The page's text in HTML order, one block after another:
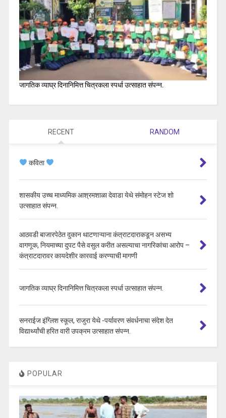
जागतिक व्याघ्र दिनानिमित्त चित्रकला स्पर्धा उत्साहात संपन्न.
RECENT RANDOM
कविता
शासकीय उच्च माध्यमिक आश्रमशाळा देवाडा येथे संमोहन स्टेज शो
उत्साहात संपन्न.
आठवडी बाजारपेठेत दुकान थाटणाऱ्याना कंत्राटदाराकडून असभ्य
वागणूक, नियमाच्या दुपट पैसे वसुल करीत असल्याचा नागरिकांचा आरोप –
कंत्राटदारावर कायदेशीर कारवाई करण्याची मागणी
जागतिक व्याघ्र दिनानिमित्त चित्रकला स्पर्धा उत्साहात संपन्न.
सनराईज इंग्लिश स्कूल, राजुरा येथे -पर्यावरण संवर्धनाचा संदेश देत
विद्यार्थ्यांची हरित वारी उपक्रम उत्साहात संपन्न.
POPULAR